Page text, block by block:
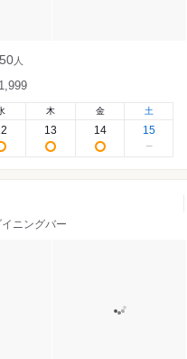
人
木
13
金
14
土
15
イニングバー